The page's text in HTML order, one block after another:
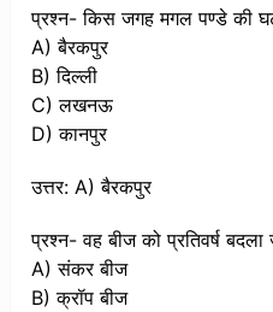
प्रश्न- किस जगह मगल पण्डे की
A) बैरकपुर
B) दिल्ली
C) लखनऊ
D) कानपुर
उत्तर: A) बैरकपुर
प्रश्न- वह बीज को प्रतिवर्ष
A) संकर बीज
B) क्रॉप बीज